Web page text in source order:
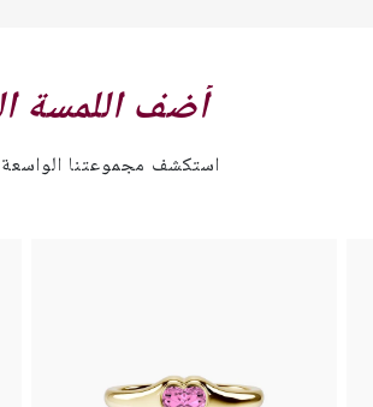
أضف اللمسة
استكشف مجموعتنا